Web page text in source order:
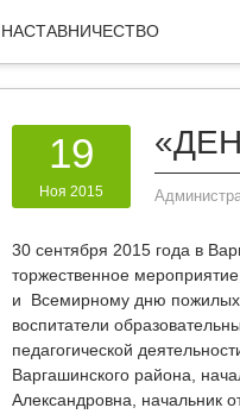
НАСТАВНИЧЕСТВО
19
Ноя 2015
30 сентября 2015 года в
торжественное
и Всемирному дню пожилых
воспитатели
педагогической
Варгашинского района,
Александровна, начальник